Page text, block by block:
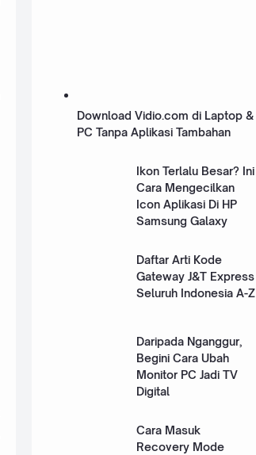
Download Vidio.com di Laptop &
PC Tanpa Aplikasi Tambahan
Ikon Terlalu Besar? Ini
Cara Mengecilkan
Icon Aplikasi Di HP
Samsung Galaxy
Daftar Arti Kode
Gateway J&T Express
Seluruh Indonesia A-Z
Daripada Nganggur,
Begini Cara Ubah
Monitor PC Jadi TV
Digital
Cara Masuk
Recovery Mode